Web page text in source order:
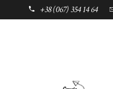
+38 (067) 354 14 64